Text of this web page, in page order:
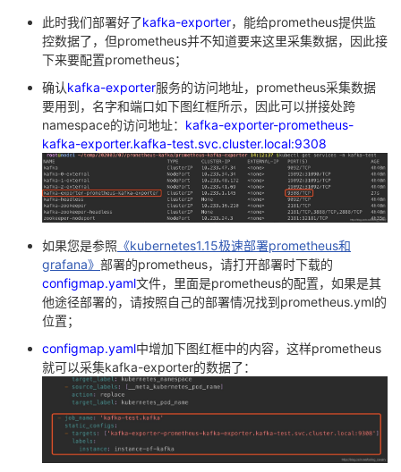
此时我们部署好了kafka-exporter，能给prometheus提供监
控数据了，但prometheus并不知道要来这里采集数据，因此接
下来要配置prometheus；
确认kafka-exporter服务的访问地址，prometheus采集数据
要用到，名字和端口如下图红框所示，因此可以拼接处跨
namespace的访问地址： kafka-exporter-prometheus-
kafka-exporter.kafka-test.svc.cluster.local:9308
如果您是参照 《kubernetes1.15极速部署prometheus和
grafana》 部署的prometheus，请打开部署时下载的
configmap.yaml文件，里面是prometheus的配置，如果是其
他途径部署的，请按照自己的部署情况找到prometheus.yml的
位置；
configmap.yaml中增加下图红框中的内容，这样prometheus
就可以采集kafka-exporter的数据了：